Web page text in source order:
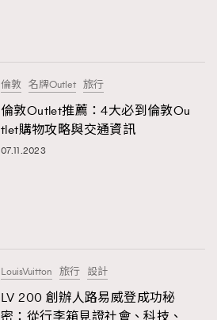
倫敦 名牌Outlet 旅行
倫敦Outlet推薦：4大必到倫敦Ou
tlet購物攻略與交通資訊
07.11.2023
LouisVuitton 旅行 設計
LV 200 創辦人路易威登成功秘
密：從行李箱見證社會、科技、